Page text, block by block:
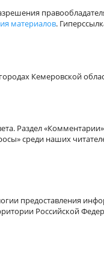
материалов.
Кемеровской
Раздел
среди наших
предоставления
Российской